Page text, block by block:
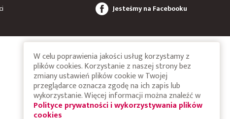
Jesteśmy na Facebooku
W celu poprawienia jakości usług korzystamy z
plików cookies. Korzystanie z naszej strony bez
zmiany ustawień plików cookie w Twojej
przeglądarce oznacza zgodę na ich zapis lub
wykorzystanie. Więcej informacji można znaleźć w
Polityce prywatności i wykorzystywania plików
cookies